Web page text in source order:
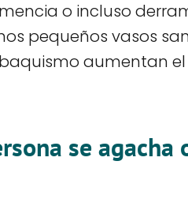
o incluso
pequeños vasos
aumentan
se agacha